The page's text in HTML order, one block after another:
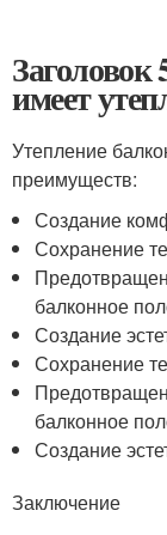
имеет
Утепление
преимуществ:
Создание
Сохранение
балконное
Создание
Сохранение
балконное
Создание
Заключение